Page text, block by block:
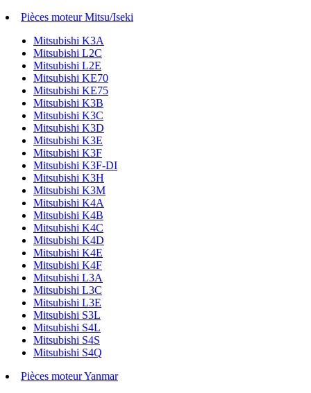
Pièces moteur Mitsu/Iseki
Mitsubishi K3A
Mitsubishi L2C
Mitsubishi L2E
Mitsubishi KE70
Mitsubishi KE75
Mitsubishi K3B
Mitsubishi K3C
Mitsubishi K3D
Mitsubishi K3E
Mitsubishi K3F
Mitsubishi K3F-DI
Mitsubishi K3H
Mitsubishi K3M
Mitsubishi K4A
Mitsubishi K4B
Mitsubishi K4C
Mitsubishi K4D
Mitsubishi K4E
Mitsubishi K4F
Mitsubishi L3A
Mitsubishi L3C
Mitsubishi L3E
Mitsubishi S3L
Mitsubishi S4L
Mitsubishi S4S
Mitsubishi S4Q
Pièces moteur Yanmar